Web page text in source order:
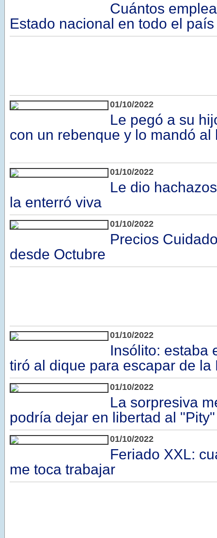
Cuántos
Estado nacional en todo el país
01/10/2022
Le pegó a su
con un rebenque y lo mandó al
01/10/2022
Le dio
la enterró viva
01/10/2022
Precios
desde Octubre
01/10/2022
Insólito: estaba
tiró al dique para escapar de la
01/10/2022
La sorpresiva
podría dejar en libertad al
01/10/2022
Feriado XXL:
me toca trabajar